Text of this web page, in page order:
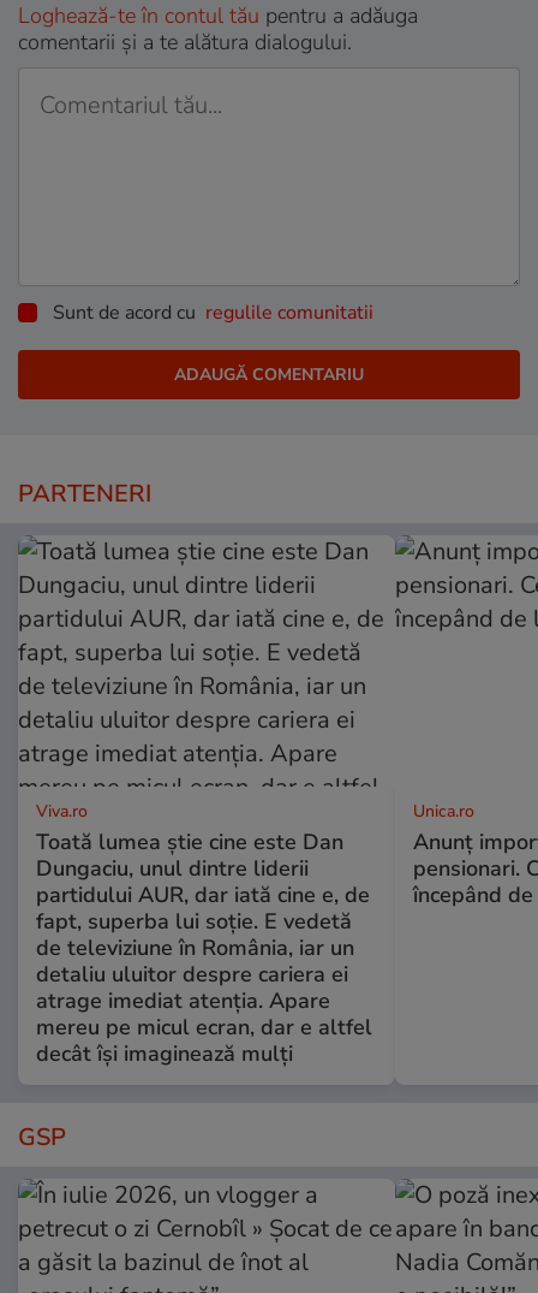
Loghează-te în contul tău pentru a adăuga
comentarii și a te alătura dialogului.
Sunt de acord cu regulile comunitatii
PARTENERI
Viva.ro
Toată lumea știe cine este Dan
Dungaciu, unul dintre liderii
partidului AUR, dar iată cine e, de
fapt, superba lui soție. E vedetă
de televiziune în România, iar un
detaliu uluitor despre cariera ei
atrage imediat atenția. Apare
mereu pe micul ecran, dar e altfel
decât își imaginează mulți
Unica.ro
Anunț
pensionari.
începând
GSP